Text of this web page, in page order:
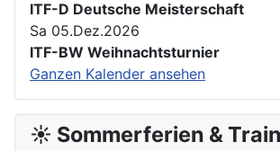
ITF-D Deutsche Meisterschaft
Sa 05.Dez.2026
ITF-BW Weihnachtsturnier
Ganzen Kalender ansehen
☀️ Sommerferien &